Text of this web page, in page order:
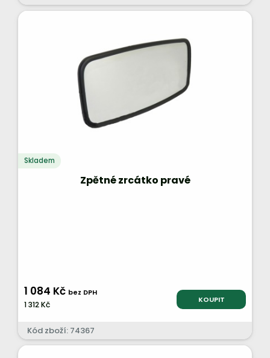
Skladem
Zpětné zrcátko pravé
1 084 Kč bez DPH
1 312 Kč KOUPIT
Kód zboží: 74367